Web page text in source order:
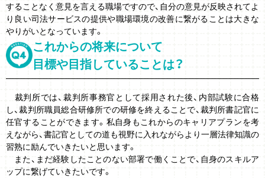
することなく意見を言える職場ですので、自分の意見が反映されてよ
り良い司法サービスの提供や職場環境の改善に繋がることは大きな
やりがいとなっています。
これからの将来について
目標や目指していることは？
裁判所では、裁判所事務官として採用された後、内部試験に合格
し、裁判所職員総合研修所での研修を終えることで、裁判所書記官に
任官することができます。私自身もこれからのキャリアプランを考
えながら、書記官としての道も視野に入れながらより一層法律知識の
習熟に励んでいきたいと思います。
また、まだ経験したことのない部署で働くことで、自身のスキルア
ップに繋げていきたいです。